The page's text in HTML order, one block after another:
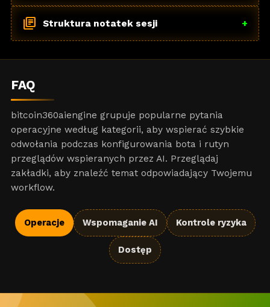
library_books Struktura notatek sesji +
FAQ
bitcoin360aiengine grupuje popularne pytania
operacyjne według kategorii, aby wspierać szybkie
odwołania podczas konfigurowania bota i rutyn
przeglądów wspieranych przez AI. Przeglądaj
zakładki, aby znaleźć temat odpowiadający Twojemu
workflow.
Operacje Wspomaganie AI Kontrole ryzyka
Dostęp